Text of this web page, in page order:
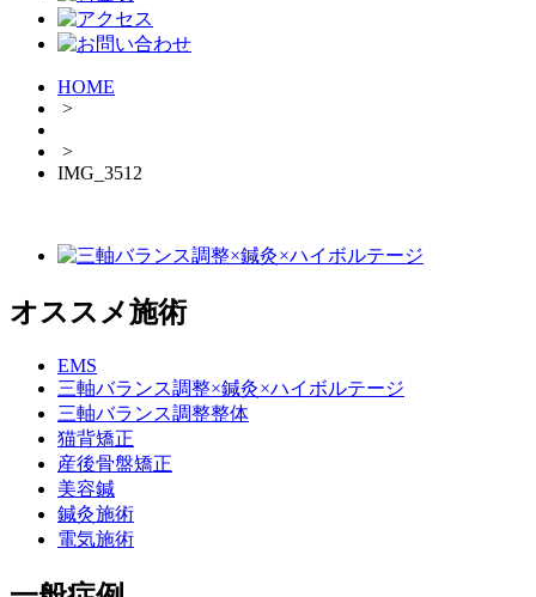
HOME
>
>
IMG_3512
オススメ施術
EMS
三軸バランス調整×鍼灸×ハイボルテージ
三軸バランス調整整体
猫背矯正
産後骨盤矯正
美容鍼
鍼灸施術
電気施術